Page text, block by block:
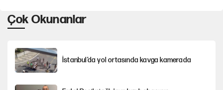
Çok Okunanlar
İstanbul’da yol ortasında kavga kamerada